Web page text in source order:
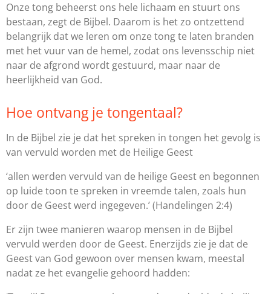
Onze tong beheerst ons hele lichaam en stuurt ons
bestaan, zegt de Bijbel. Daarom is het zo ontzettend
belangrijk dat we leren om onze tong te laten branden
met het vuur van de hemel, zodat ons levensschip niet
naar de afgrond wordt gestuurd, maar naar de
heerlijkheid van God.
Hoe ontvang je tongentaal?
In de Bijbel zie je dat het spreken in tongen het gevolg is
van vervuld worden met de Heilige Geest
‘allen werden vervuld van de heilige Geest en begonnen
op luide toon te spreken in vreemde talen, zoals hun
door de Geest werd ingegeven.’(Handelingen 2:4)
Er zijn twee manieren waarop mensen in de Bijbel
vervuld werden door de Geest. Enerzijds zie je dat de
Geest van God gewoon over mensen kwam, meestal
nadat ze het evangelie gehoord hadden: